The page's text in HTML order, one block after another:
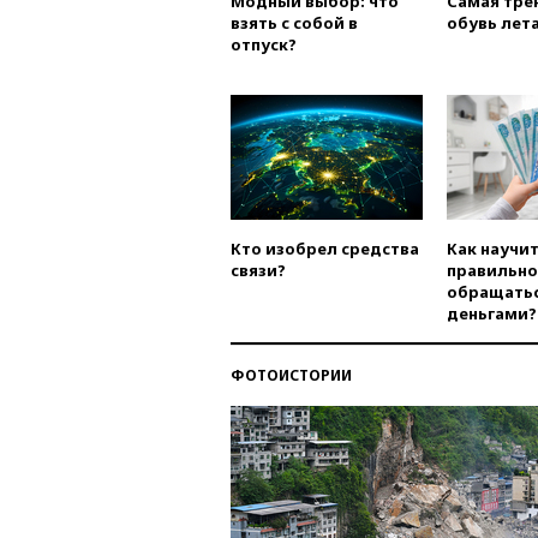
взять с собой в
отпуск?
обувь
Кто изобрел средства
связи?
Как
правильно
деньгами?
ФОТОИСТОРИИ